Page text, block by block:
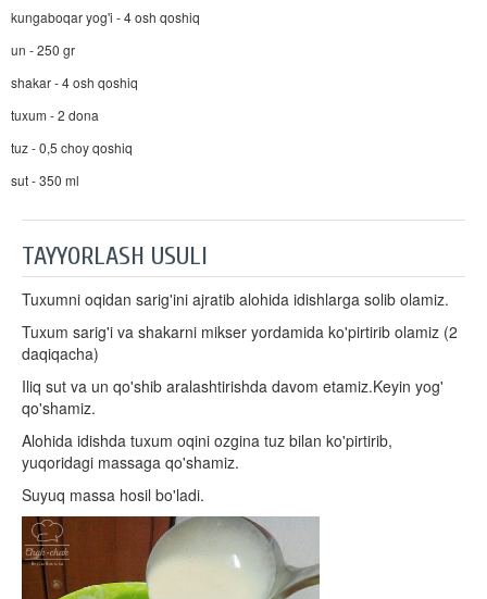
kungaboqar yog'i - 4 osh qoshiq
un - 250 gr
shakar - 4 osh qoshiq
tuxum - 2 dona
tuz - 0,5 choy qoshiq
sut - 350 ml
TAYYORLASH USULI
Tuxumni oqidan sarig'ini ajratib alohida idishlarga solib olamiz.
Tuxum sarig'i va shakarni mikser yordamida ko'pirtirib olamiz (2
daqiqacha)
Iliq sut va un qo'shib aralashtirishda davom etamiz.Keyin yog'
qo'shamiz.
Alohida idishda tuxum oqini ozgina tuz bilan ko'pirtirib,
yuqoridagi massaga qo'shamiz.
Suyuq massa hosil bo'ladi.